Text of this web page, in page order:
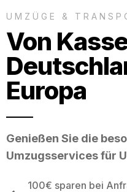
UMZÜGE &
Von
Europa
Genießen Sie die
Umzugsservices für
100€ sparen bei